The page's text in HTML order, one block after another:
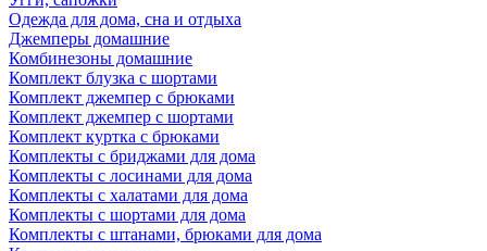
Одежда для дома, сна и отдыха
Джемперы домашние
Комбинезоны домашние
Комплект блузка с шортами
Комплект джемпер с брюками
Комплект джемпер с шортами
Комплект куртка с брюками
Комплекты с бриджами для дома
Комплекты с лосинами для дома
Комплекты с халатами для дома
Комплекты с шортами для дома
Комплекты с штанами, брюками для дома